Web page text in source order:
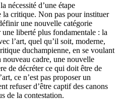
nécessité d’une étape
la critique. Non pas pour instituer
une nouvelle catégorie
liberté plus fondamentale : la
l’art, quel qu’il soit, moderne,
duchampienne, en se voulant
cadre, une nouvelle
de décréter ce qui doit être de
ce n’est pas proposer un
refuser d’être captif des canons
de la contestation.